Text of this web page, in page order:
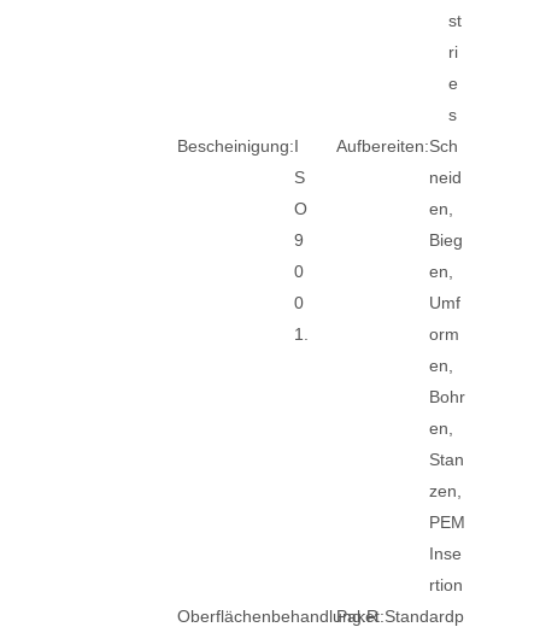
st
ri
e
s
Bescheinigung:I
S
O
9
0
0
1.
Aufbereiten:Sch
neid
en,
Bieg
en,
Umf
orm
en,
Bohr
en,
Stan
zen,
PEM
Inse
rtion
Oberflächenbehandlung:R
Paket:Standardp